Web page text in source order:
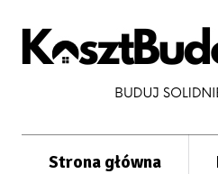
Strona główna